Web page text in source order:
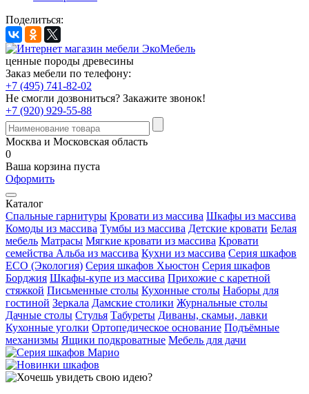
Поделиться:
ценные породы древесины
Заказ мебели по телефону:
+7 (495) 741-82-02
Не смогли дозвониться? Закажите звонок!
+7 (920) 929-55-88
Москва и Московская область
0
Ваша корзина пуста
Оформить
Каталог
Спальные гарнитуры Кровати из массива Шкафы из массива
Комоды из массива Тумбы из массива Детские кровати Белая
мебель Матрасы Мягкие кровати из массива Кровати
семейства Альба из массива Кухни из массива Серия шкафов
ECO (Экология) Серия шкафов Хьюстон Серия шкафов
Борджия Шкафы-купе из массива Прихожие с каретной
стяжкой Письменные столы Кухонные столы Наборы для
гостиной Зеркала Дамские столики Журнальные столы
Дачные столы Стулья Табуреты Диваны, скамьи, лавки
Кухонные уголки Ортопедическое основание Подъёмные
механизмы Ящики подкроватные Мебель для дачи